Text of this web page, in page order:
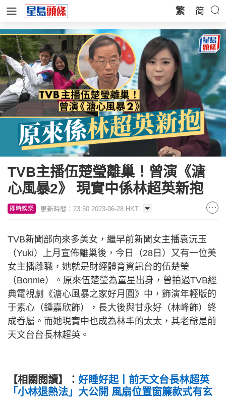
繁 简
TVB主播伍楚瑩離巢！曾演《溏
心風暴2》 現實中係林超英新抱
即時娛樂 更新時間：23:50 2023-06-28 HKT
TVB新聞部向來多美女，繼早前新聞女主播袁沅玉
（Yuki）上月宣佈離巢後，今日（28日）又有一位美
女主播離職，她就是財經體育資訊台的伍楚瑩
（Bonnie）。原來伍楚瑩為童星出身，曾拍過TVB經
典電視劇《溏心風暴之家好月圓》中，飾演年輕版的
于素心（鍾嘉欣飾），長大後與甘永好（林峰飾）終
成眷屬。而她現實中也成為林丰的太太，其老爺是前
天文台台長林超英。
【相關閱讀】： 好睡好起丨前天文台長林超英
「小林退熱法」大公開 風扇位置窗簾款式有玄